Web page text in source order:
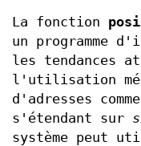
La fonction
un programme
les tendances
l'utilisation
d'adresses
s'étendant sur
système peut